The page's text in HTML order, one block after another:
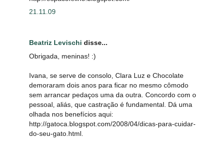
21.11.09
Beatriz Levischi disse...
Obrigada, meninas! :)
Ivana, se serve de consolo, Clara Luz e Chocolate
demoraram dois anos para ficar no mesmo cômodo
sem arrancar pedaços uma da outra. Concordo com o
pessoal, aliás, que castração é fundamental. Dá uma
olhada nos benefícios aqui:
http://gatoca.blogspot.com/2008/04/dicas-para-cuidar-
do-seu-gato.html.